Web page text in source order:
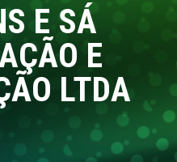
E SÁ
E
LTDA